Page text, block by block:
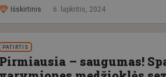
Išskirtinis 6. lapkritis, 2024
PATIRTIS
Pirmiausia – saugumas!